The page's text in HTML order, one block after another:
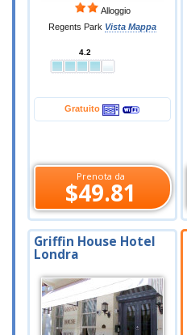
Alloggio
Regents Park Vista Mappa
4.2
Gratuito
Prenota da
$49.81
Griffin House Hotel
Londra